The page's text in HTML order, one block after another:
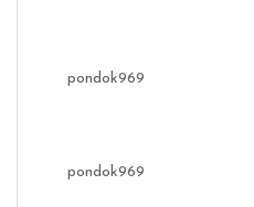
pondok969
pondok969